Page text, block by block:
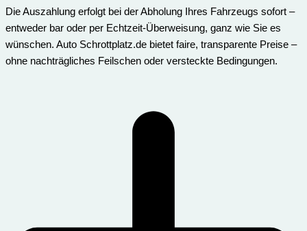
Die Auszahlung erfolgt bei der Abholung Ihres Fahrzeugs sofort –
entweder bar oder per Echtzeit-Überweisung, ganz wie Sie es
wünschen. Auto Schrottplatz.de bietet faire, transparente Preise –
ohne nachträgliches Feilschen oder versteckte Bedingungen.